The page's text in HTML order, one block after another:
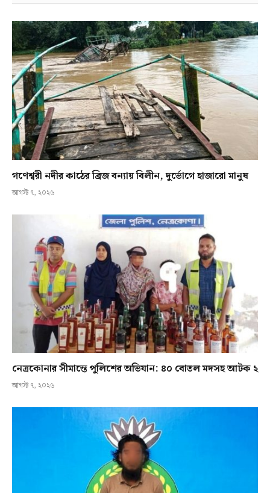
গণেশ্বরী নদীর কাঠের ব্রিজ বন্যায় বিলীন, দুর্ভোগে হাজারো মানুষ
আগস্ট ৭, ২০২৬
নেত্রকোনার সীমান্তে পুলিশের অভিযান: ৪০ বোতল মদসহ আটক ২
আগস্ট ৭, ২০২৬